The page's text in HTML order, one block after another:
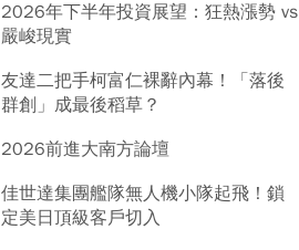
2026年下半年投資展望：狂熱漲勢 vs
嚴峻現實
友達二把手柯富仁裸辭內幕！「落後
群創」成最後稻草？
2026前進大南方論壇
佳世達集團艦隊無人機小隊起飛！鎖
定美日頂級客戶切入